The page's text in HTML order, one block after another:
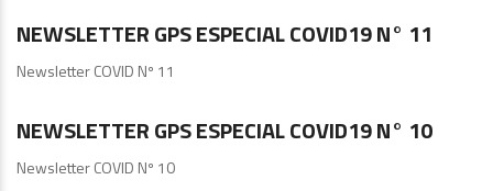
NEWSLETTER GPS ESPECIAL COVID19 N° 11
Newsletter COVID Nº 11
GPS
NEWSLETTER GPS ESPECIAL COVID19 N° 10
Newsletter COVID Nº 10
GPS